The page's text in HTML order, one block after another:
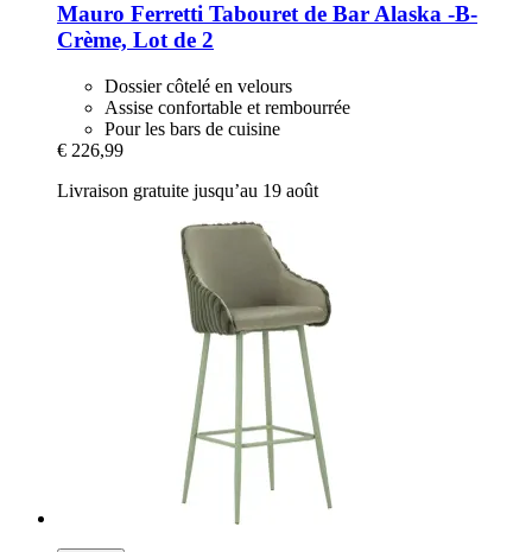
Mauro Ferretti Tabouret de Bar Alaska -​B-​
Crème, Lot de 2
Dossier côtelé en velours
Assise confortable et rembourrée
Pour les bars de cuisine
€ 226,99
Livraison gratuite jusqu’au 19 août